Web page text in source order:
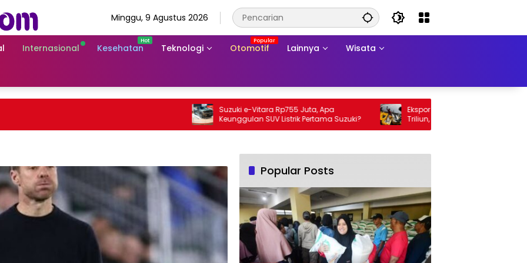
Minggu, 9 Agustus 2026
Internasional Kesehatan Teknologi Otomotif Lainnya Wisata
Suzuki e-Vitara Rp755 Juta, Apa
Keunggulan SUV Listrik Pertama Suzuki?
Ekspor Perikanan 2025 Tembus Rp105
Triliun, AS Jadi Pasar Utama
Popular Posts